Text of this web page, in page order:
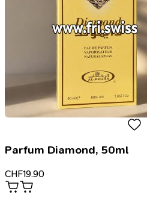
Parfum Diamond, 50ml
CHF19.90